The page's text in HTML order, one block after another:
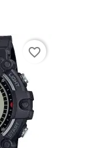
favorite_border